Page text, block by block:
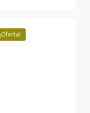
¡Oferta!